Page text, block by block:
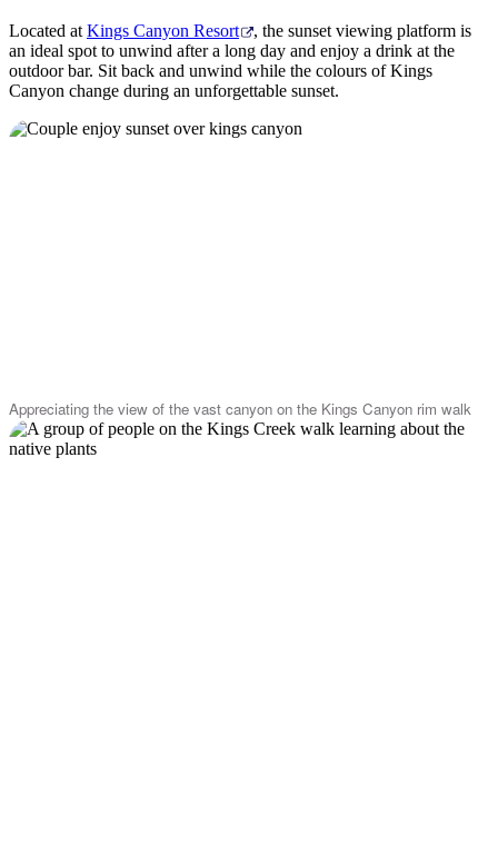
Located at Kings Canyon Resort
, the sunset viewing platform is
an ideal spot to unwind after a long day and enjoy a drink at the
outdoor bar. Sit back and unwind while the colours of Kings
Canyon change during an unforgettable sunset.
Appreciating the view of the vast canyon on the Kings Canyon rim walk